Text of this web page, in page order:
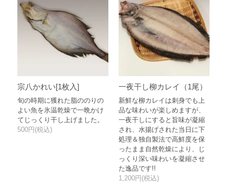
宗八かれい[1枚入]
旬の時期に獲れた脂ののりの
よい魚を氷温乾燥で一晩かけ
てじっくり干し上げました。
500円(税込)
一夜干し柳カレイ（1尾）
新鮮な柳カレイは刺身でも上
品な味わいが楽しめますが、
一夜干しにすると旨味が凝縮
され、水揚げされた当日に下
処理＆独自製法で高鮮度を保
ったまま自然乾燥により、じ
っくり深い味わいを凝縮させ
た逸品です!!
1,200円(税込)